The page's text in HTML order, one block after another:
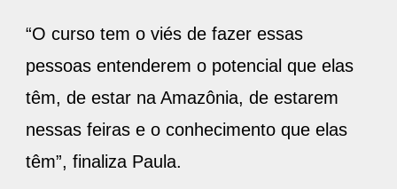
“O curso tem o viés de fazer essas
pessoas entenderem o potencial que elas
têm, de estar na Amazônia, de estarem
nessas feiras e o conhecimento que elas
têm”, finaliza Paula.